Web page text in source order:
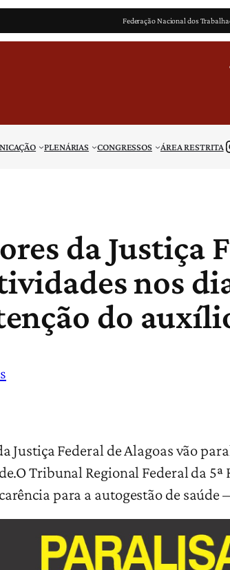
Federação Nacional dos
PLENÁRIAS CONGRESSOS ÁREA RESTRITA
da Justiça
nos
do
Justiça Federal de Alagoas vão
Tribunal Regional Federal da
para a autogestão de saúde